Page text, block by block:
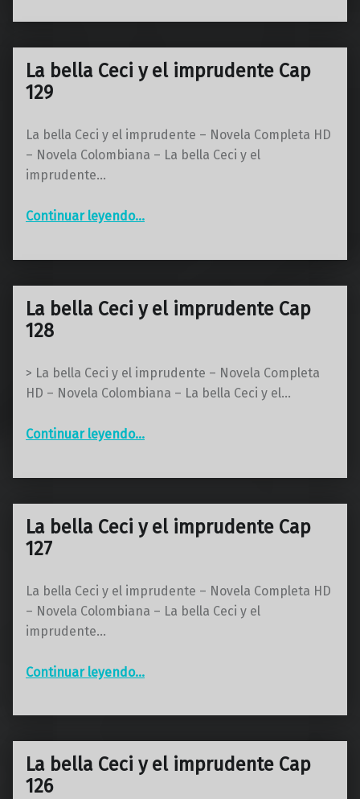
La bella Ceci y el imprudente Cap
129
La bella Ceci y el imprudente – Novela Completa HD
– Novela Colombiana – La bella Ceci y el
imprudente…
Continuar leyendo“La bella Ceci y el imprudente Cap 129”
…
La bella Ceci y el imprudente Cap
128
> La bella Ceci y el imprudente – Novela Completa
HD – Novela Colombiana – La bella Ceci y el…
Continuar leyendo“La bella Ceci y el imprudente Cap 128”
…
La bella Ceci y el imprudente Cap
127
La bella Ceci y el imprudente – Novela Completa HD
– Novela Colombiana – La bella Ceci y el
imprudente…
Continuar leyendo“La bella Ceci y el imprudente Cap 127”
…
La bella Ceci y el imprudente Cap
126